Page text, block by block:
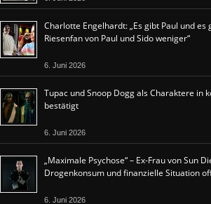
Charlotte Engelhardt: „Es gibt Paul und es
Riesenfan von Paul und Sido weniger“
6. Juni 2026
Tupac und Snoop Dogg als Charaktere in
bestätigt
6. Juni 2026
„Maximale Psychose“ – Ex-Frau von Sun
Drogenkonsum und finanzielle Situation
6. Juni 2026